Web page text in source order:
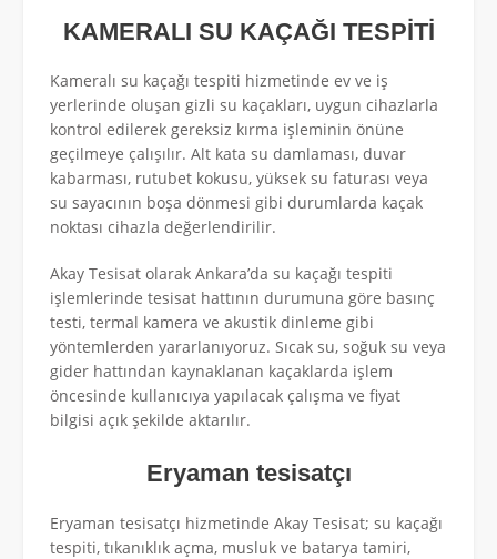
KAMERALI SU KAÇAĞI TESPİTİ
Kameralı su kaçağı tespiti hizmetinde ev ve iş
yerlerinde oluşan gizli su kaçakları, uygun cihazlarla
kontrol edilerek gereksiz kırma işleminin önüne
geçilmeye çalışılır. Alt kata su damlaması, duvar
kabarması, rutubet kokusu, yüksek su faturası veya
su sayacının boşa dönmesi gibi durumlarda kaçak
noktası cihazla değerlendirilir.
Akay Tesisat olarak Ankara’da su kaçağı tespiti
işlemlerinde tesisat hattının durumuna göre basınç
testi, termal kamera ve akustik dinleme gibi
yöntemlerden yararlanıyoruz. Sıcak su, soğuk su veya
gider hattından kaynaklanan kaçaklarda işlem
öncesinde kullanıcıya yapılacak çalışma ve fiyat
bilgisi açık şekilde aktarılır.
Eryaman tesisatçı
Eryaman tesisatçı hizmetinde Akay Tesisat; su kaçağı
tespiti, tıkanıklık açma, musluk ve batarya tamiri,